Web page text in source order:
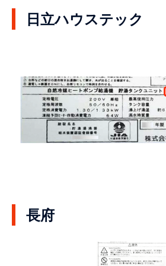
日立ハウステック
長府